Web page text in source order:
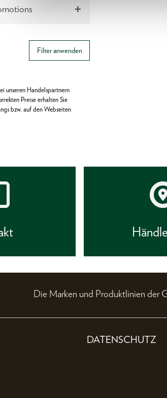
Filter anwenden
unseren Handelspartnern
Preise erhalten Sie
bzw. auf den Webseiten
Die Marken und Produktlinien der
DATENSCHUTZ